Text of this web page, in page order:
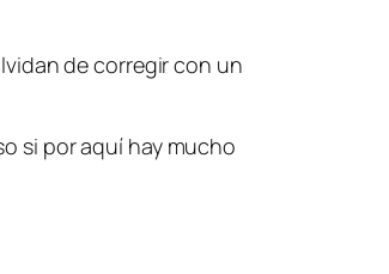
de corregir con un
si por aquí hay mucho